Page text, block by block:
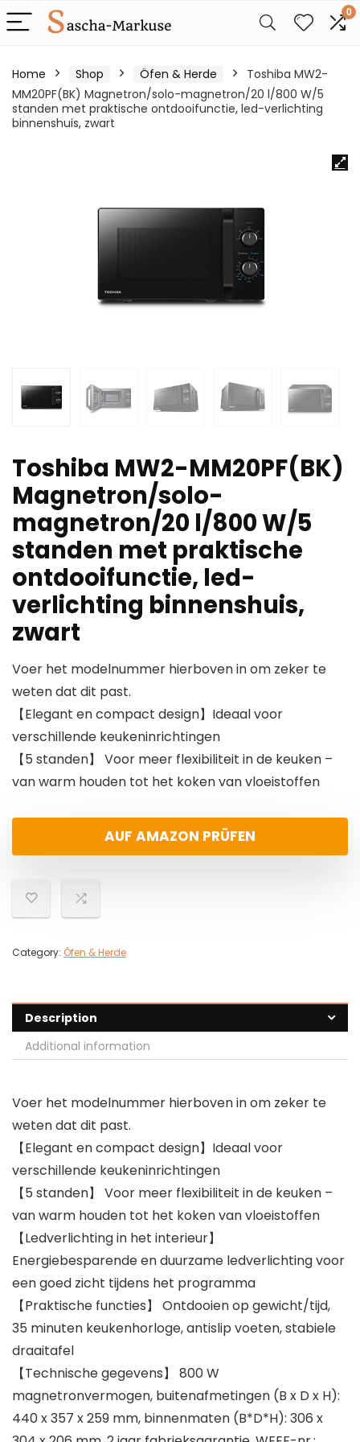
0
Home Shop Öfen & Herde
Toshiba MW2-
MM20PF(BK) Magnetron/solo-magnetron/20 l/800 W/5
standen met praktische ontdooifunctie, led-verlichting
binnenshuis, zwart
Toshiba MW2-MM20PF(BK)
Magnetron/solo-
magnetron/20 l/800 W/5
standen met praktische
ontdooifunctie, led-
verlichting binnenshuis,
zwart
Voer het modelnummer hierboven in om zeker te
weten dat dit past.
【Elegant en compact design】Ideaal voor
verschillende keukeninrichtingen
【5 standen】 Voor meer flexibiliteit in de keuken –
van warm houden tot het koken van vloeistoffen
AUF AMAZON PRÜFEN
Category: Öfen & Herde
Description
Additional information
Voer het modelnummer hierboven in om zeker te
weten dat dit past.
【Elegant en compact design】Ideaal voor
verschillende keukeninrichtingen
【5 standen】 Voor meer flexibiliteit in de keuken –
van warm houden tot het koken van vloeistoffen
【Ledverlichting in het interieur】
Energiebesparende en duurzame ledverlichting voor
een goed zicht tijdens het programma
【Praktische functies】 Ontdooien op gewicht/tijd,
35 minuten keukenhorloge, antislip voeten, stabiele
draaitafel
【Technische gegevens】 800 W
magnetronvermogen, buitenafmetingen (B x D x H):
440 x 357 x 259 mm, binnenmaten (B*D*H): 306 x